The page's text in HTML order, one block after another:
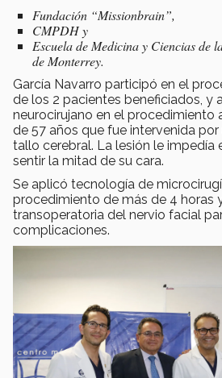
Fundación “Missionbrain”,
CMPDH y
Escuela de Medicina y Ciencias de
de Monterrey.
García Navarro participó en el
de los 2 pacientes beneficiados, y
neurocirujano en el procedimiento
de 57 años que fue intervenida
tallo cerebral. La lesión le impedía
sentir la mitad de su cara.
Se aplicó tecnología de
procedimiento de más de 4 horas
transoperatoria del nervio facial
complicaciones.